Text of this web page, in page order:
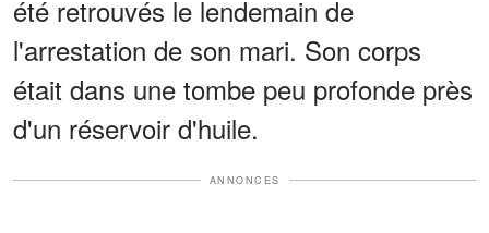
été retrouvés le lendemain de
l'arrestation de son mari. Son corps
était dans une tombe peu profonde près
d'un réservoir d'huile.
ANNONCES